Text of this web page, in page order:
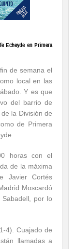
Echeyde en Primera
de semana el
local en las
Y es que
del barrio de
la División de
de Primera
horas con el
de la máxima
Javier Cortés
Moscardó
por lo
4). Cuajado de
llamadas a